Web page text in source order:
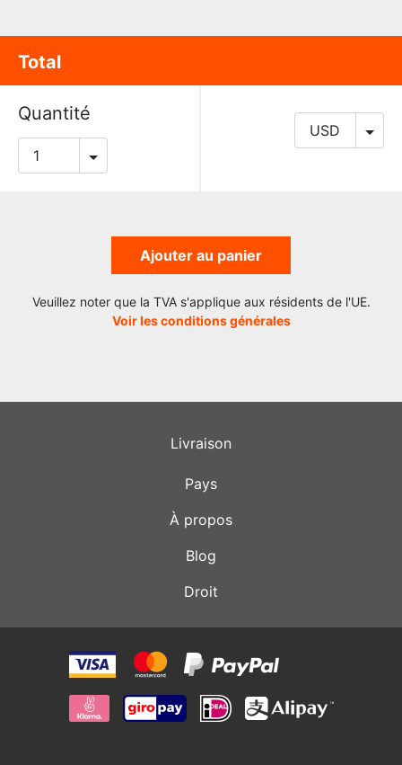
Total
Quantité
Ajouter au panier
Veuillez noter que la TVA s'applique aux résidents de l'UE.
Voir les conditions générales
Livraison
Pays
À propos
Blog
Droit